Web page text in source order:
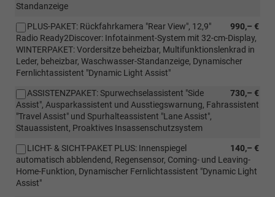
Standanzeige
990,– €
PLUS-PAKET: Rückfahrkamera "Rear View", 12,9"
Radio Ready2Discover: Infotainment-System mit 32-cm-Display,
WINTERPAKET: Vordersitze beheizbar, Multifunktionslenkrad in
Leder, beheizbar, Waschwasser-Standanzeige, Dynamischer
Fernlichtassistent "Dynamic Light Assist"
730,– €
ASSISTENZPAKET: Spurwechselassistent "Side
Assist", Ausparkassistent und Ausstiegswarnung, Fahrassistent
"Travel Assist" und Spurhalteassistent "Lane Assist",
Stauassistent, Proaktives Insassenschutzsystem
140,– €
LICHT- & SICHT-PAKET PLUS: Innenspiegel
automatisch abblendend, Regensensor, Coming- und Leaving-
Home-Funktion, Dynamischer Fernlichtassistent "Dynamic Light
Assist"